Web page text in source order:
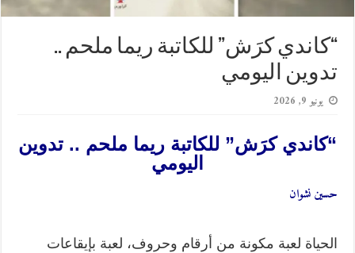
“كاندي كرَش” للكاتبة ريما ملحم ..
تدوين اليومي
يونيو 9, 2026
“كاندي كرَش” للكاتبة ريما ملحم .. تدوين
اليومي
حسين نشوان
الحياة لعبة مكونة من أرقام وحروف، لعبة بإيقاعات